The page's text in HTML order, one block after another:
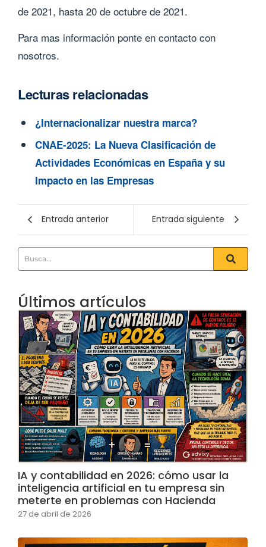
de 2021, hasta 20 de octubre de 2021.
Para mas información ponte en contacto con
nosotros.
Lecturas relacionadas
¿Internacionalizar nuestra marca?
CNAE-2025: La Nueva Clasificación de
Actividades Económicas en España y su
Impacto en las Empresas
Entrada anterior Entrada siguiente
Últimos artículos
IA y contabilidad en 2026: cómo usar la
inteligencia artificial en tu empresa sin
meterte en problemas con Hacienda
27 de abril de 2026